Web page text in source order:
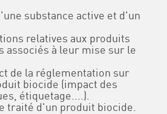
substance active et d'un
relatives aux produits
associés à leur mise sur le
de la réglementation sur
biocide (impact des
étiquetage....).
traité d'un produit biocide.